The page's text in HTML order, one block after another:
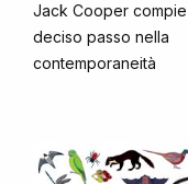
Jack Cooper compie
deciso passo nella
contemporaneità